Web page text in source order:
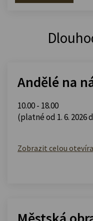
Andělé na
10.00 - 18.00
(platné od 1. 6. 2026
Zobrazit celou